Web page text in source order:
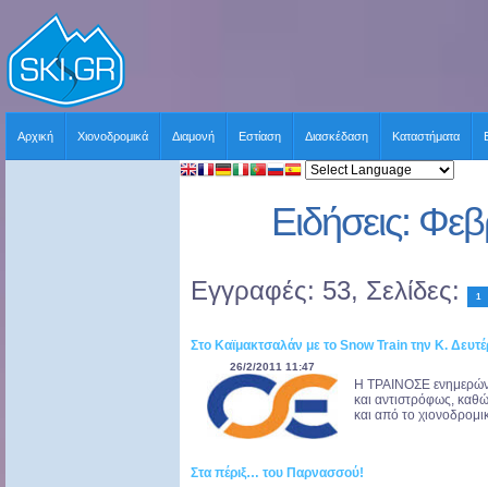
Αρχική Χιονοδρομικά Διαμονή Εστίαση Διασκέδαση Καταστήματα
Ειδήσεις:
Εγγραφές: 53, Σελίδες: 1
Στο Καϊμακτσαλάν με το Snow Train την Κ.
26/2/2011 11:47
Η ΤΡΑΙΝΟΣΕ
και αντιστρόφως,
και από το
Στα πέριξ… του Παρνασσού!